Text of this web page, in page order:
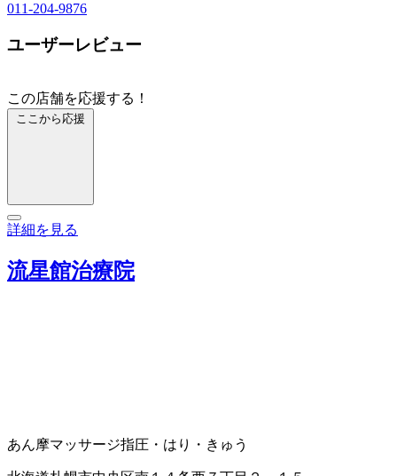
011-204-9876
ユーザーレビュー
この店舗を応援する！
ここから応援
詳細を見る
流星館治療院
あん摩マッサージ指圧・はり・きゅう